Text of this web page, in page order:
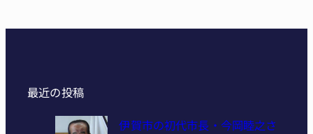
最近の投稿
伊賀市の初代市長・今岡睦之さ